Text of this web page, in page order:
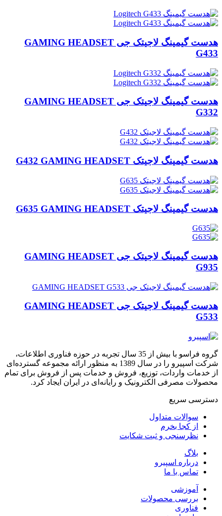
هدست گیمینگ لاجیتک جی GAMING HEADSET
G433
هدست گیمینگ لاجیتک جی GAMING HEADSET
G332
هدست گیمینگ لاجیتک G432 GAMING HEADSET
هدست گیمینگ لاجیتک G635 GAMING HEADSET
هدست گیمینگ لاجیتک جی GAMING HEADSET
G935
هدست گیمینگ لاجیتک جی GAMING HEADSET
G533
گروه فراسو با بیش از 35 سال تجربه در حوزه فناوری اطلاعات،
شرکت اسپیرو را در سال 1389 به منظور ارائه مجموعه گسترده‌ای
از خدمات واردات، توزیع، فروش و خدمات پس از فروش برای تمام
محصولات مصرفی الکترونیک و رایانه‌ای در ایران ایجاد کرد.
دسترسی‌ سریع
سوالات متداول
از کجا بخرم
نظرسنجی و ثبت شکایت
بلاگ
درباره اسپیرو
تماس با ما
آموزشی
بررسی محصولات
فناوری